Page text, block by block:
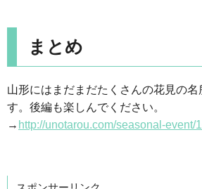
まとめ
山形にはまだまだたくさんの花見の名
す。後編も楽しんでください。
→ http://unotarou.com/seasonal-event/